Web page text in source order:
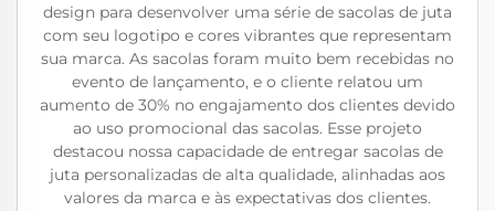
design para desenvolver uma série de sacolas de juta
com seu logotipo e cores vibrantes que representam
sua marca. As sacolas foram muito bem recebidas no
evento de lançamento, e o cliente relatou um
aumento de 30% no engajamento dos clientes devido
ao uso promocional das sacolas. Esse projeto
destacou nossa capacidade de entregar sacolas de
juta personalizadas de alta qualidade, alinhadas aos
valores da marca e às expectativas dos clientes.